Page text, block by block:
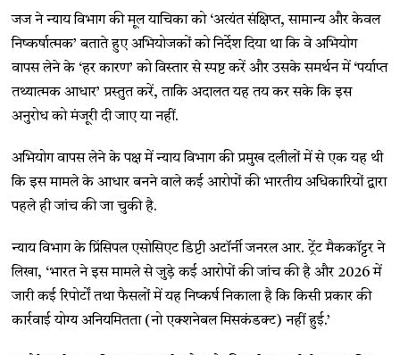
जज ने न्याय विभाग की मूल याचिका को ‘अत्यंत संक्षिप्त, सामान्य और केवल
निष्कर्षात्मक’ बताते हुए अभियोजकों को निर्देश दिया था कि वे अभियोग
वापस लेने के ‘हर कारण’ को विस्तार से स्पष्ट करें और उसके समर्थन में ‘पर्याप्त
तथ्यात्मक आधार’ प्रस्तुत करें, ताकि अदालत यह तय कर सके कि इस
अनुरोध को मंजूरी दी जाए या नहीं.
अभियोग वापस लेने के पक्ष में न्याय विभाग की प्रमुख दलीलों में से एक यह थी
कि इस मामले के आधार बनने वाले कई आरोपों की भारतीय अधिकारियों द्वारा
पहले ही जांच की जा चुकी है.
न्याय विभाग के प्रिंसिपल एसोसिएट डिप्टी अटॉर्नी जनरल आर. ट्रेंट मैककॉट्टर ने
लिखा, ‘भारत ने इस मामले से जुड़े कई आरोपों की जांच की है और 2026 में
जारी कई रिपोर्टों तथा फैसलों में यह निष्कर्ष निकाला है कि किसी प्रकार की
कार्रवाई योग्य अनियमितता (नो एक्शनेबल मिसकंडक्ट) नहीं हुई.’